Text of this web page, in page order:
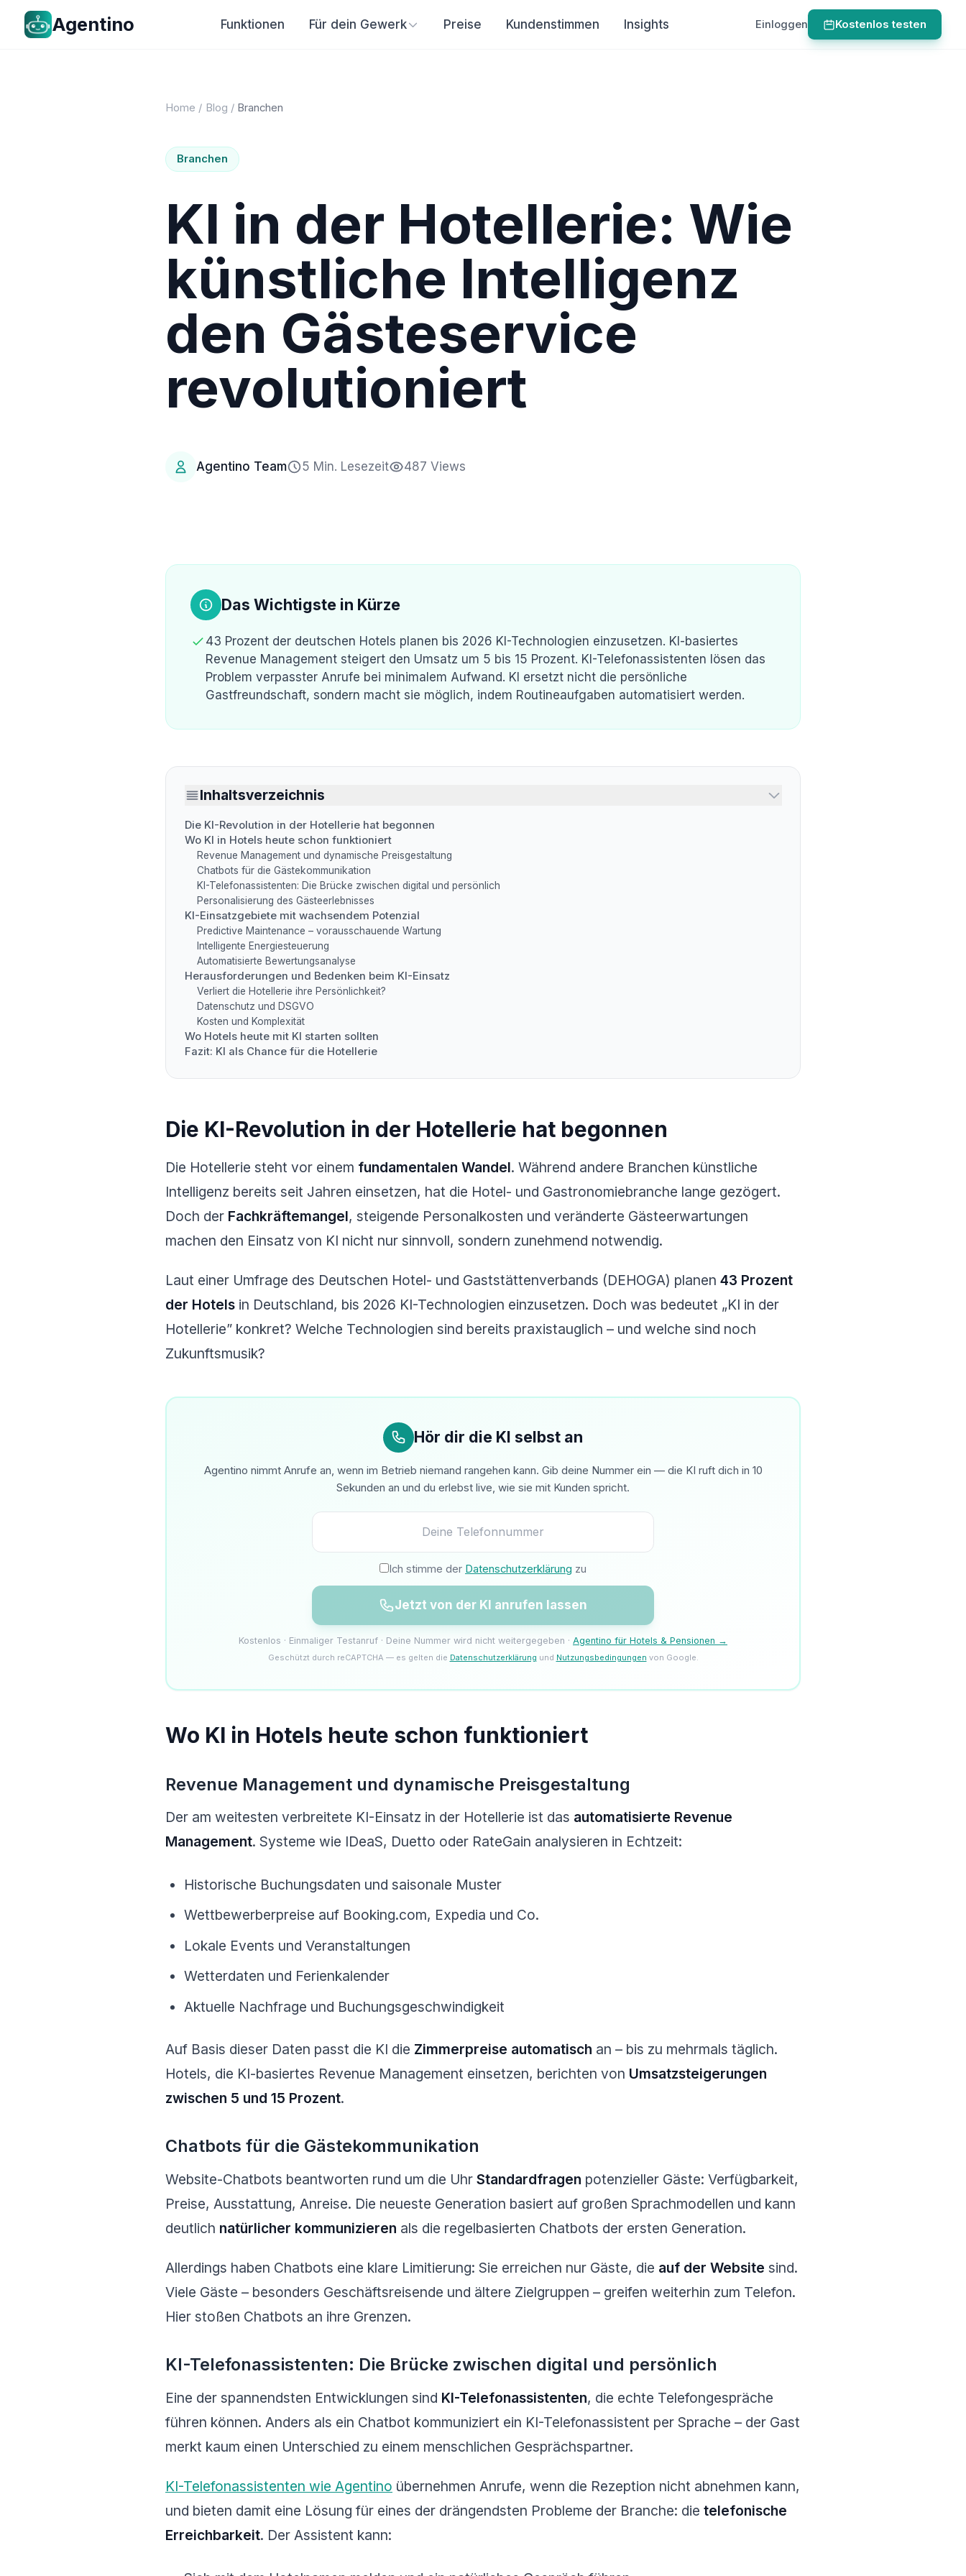
Agentino Funktionen Für dein Gewerk Preise Kundenstimmen Insights Einloggen Kostenlos testen
Home / Blog / Branchen
Branchen
KI in der Hotellerie: Wie
künstliche Intelligenz
den Gästeservice
revolutioniert
Agentino Team 5 Min. Lesezeit 487 Views
Das Wichtigste in Kürze
43 Prozent der deutschen Hotels planen bis 2026 KI-Technologien einzusetzen. KI-basiertes
Revenue Management steigert den Umsatz um 5 bis 15 Prozent. KI-Telefonassistenten lösen das
Problem verpasster Anrufe bei minimalem Aufwand. KI ersetzt nicht die persönliche
Gastfreundschaft, sondern macht sie möglich, indem Routineaufgaben automatisiert werden.
Inhaltsverzeichnis
Die KI-Revolution in der Hotellerie hat begonnen
Wo KI in Hotels heute schon funktioniert
Revenue Management und dynamische Preisgestaltung
Chatbots für die Gästekommunikation
KI-Telefonassistenten: Die Brücke zwischen digital und persönlich
Personalisierung des Gästeerlebnisses
KI-Einsatzgebiete mit wachsendem Potenzial
Predictive Maintenance – vorausschauende Wartung
Intelligente Energiesteuerung
Automatisierte Bewertungsanalyse
Herausforderungen und Bedenken beim KI-Einsatz
Verliert die Hotellerie ihre Persönlichkeit?
Datenschutz und DSGVO
Kosten und Komplexität
Wo Hotels heute mit KI starten sollten
Fazit: KI als Chance für die Hotellerie
Die KI-Revolution in der Hotellerie hat begonnen
Die Hotellerie steht vor einem fundamentalen Wandel. Während andere Branchen künstliche
Intelligenz bereits seit Jahren einsetzen, hat die Hotel- und Gastronomiebranche lange gezögert.
Doch der Fachkräftemangel, steigende Personalkosten und veränderte Gästeerwartungen
machen den Einsatz von KI nicht nur sinnvoll, sondern zunehmend notwendig.
Laut einer Umfrage des Deutschen Hotel- und Gaststättenverbands (DEHOGA) planen 43 Prozent
der Hotels in Deutschland, bis 2026 KI-Technologien einzusetzen. Doch was bedeutet „KI in der
Hotellerie” konkret? Welche Technologien sind bereits praxistauglich – und welche sind noch
Zukunftsmusik?
Hör dir die KI selbst an
Agentino nimmt Anrufe an, wenn im Betrieb niemand rangehen kann. Gib deine Nummer ein — die KI ruft dich in 10
Sekunden an und du erlebst live, wie sie mit Kunden spricht.
Ich stimme der Datenschutzerklärung zu
Jetzt von der KI anrufen lassen
Kostenlos · Einmaliger Testanruf · Deine Nummer wird nicht weitergegeben · Agentino für Hotels & Pensionen →
Geschützt durch reCAPTCHA — es gelten die Datenschutzerklärung und Nutzungsbedingungen von Google.
Wo KI in Hotels heute schon funktioniert
Revenue Management und dynamische Preisgestaltung
Der am weitesten verbreitete KI-Einsatz in der Hotellerie ist das automatisierte Revenue
Management. Systeme wie IDeaS, Duetto oder RateGain analysieren in Echtzeit:
Historische Buchungsdaten und saisonale Muster
Wettbewerberpreise auf Booking.com, Expedia und Co.
Lokale Events und Veranstaltungen
Wetterdaten und Ferienkalender
Aktuelle Nachfrage und Buchungsgeschwindigkeit
Auf Basis dieser Daten passt die KI die Zimmerpreise automatisch an – bis zu mehrmals täglich.
Hotels, die KI-basiertes Revenue Management einsetzen, berichten von Umsatzsteigerungen
zwischen 5 und 15 Prozent.
Chatbots für die Gästekommunikation
Website-Chatbots beantworten rund um die Uhr Standardfragen potenzieller Gäste: Verfügbarkeit,
Preise, Ausstattung, Anreise. Die neueste Generation basiert auf großen Sprachmodellen und kann
deutlich natürlicher kommunizieren als die regelbasierten Chatbots der ersten Generation.
Allerdings haben Chatbots eine klare Limitierung: Sie erreichen nur Gäste, die auf der Website sind.
Viele Gäste – besonders Geschäftsreisende und ältere Zielgruppen – greifen weiterhin zum Telefon.
Hier stoßen Chatbots an ihre Grenzen.
KI-Telefonassistenten: Die Brücke zwischen digital und persönlich
Eine der spannendsten Entwicklungen sind KI-Telefonassistenten, die echte Telefongespräche
führen können. Anders als ein Chatbot kommuniziert ein KI-Telefonassistent per Sprache – der Gast
merkt kaum einen Unterschied zu einem menschlichen Gesprächspartner.
KI-Telefonassistenten wie Agentino übernehmen Anrufe, wenn die Rezeption nicht abnehmen kann,
und bieten damit eine Lösung für eines der drängendsten Probleme der Branche: die telefonische
Erreichbarkeit. Der Assistent kann: